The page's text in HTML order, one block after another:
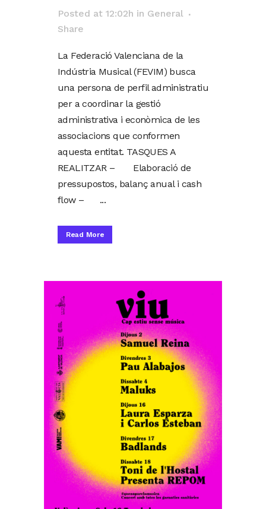
Posted at 12:02h in General
Share
La Federació Valenciana de la
Indústria Musical (FEVIM) busca
una persona de perfil administratiu
per a coordinar la gestió
administrativa i econòmica de les
associacions que conformen
aquesta entitat. TASQUES A
REALITZAR – Elaboració de
pressupostos, balanç anual i cash
flow – ...
Read More